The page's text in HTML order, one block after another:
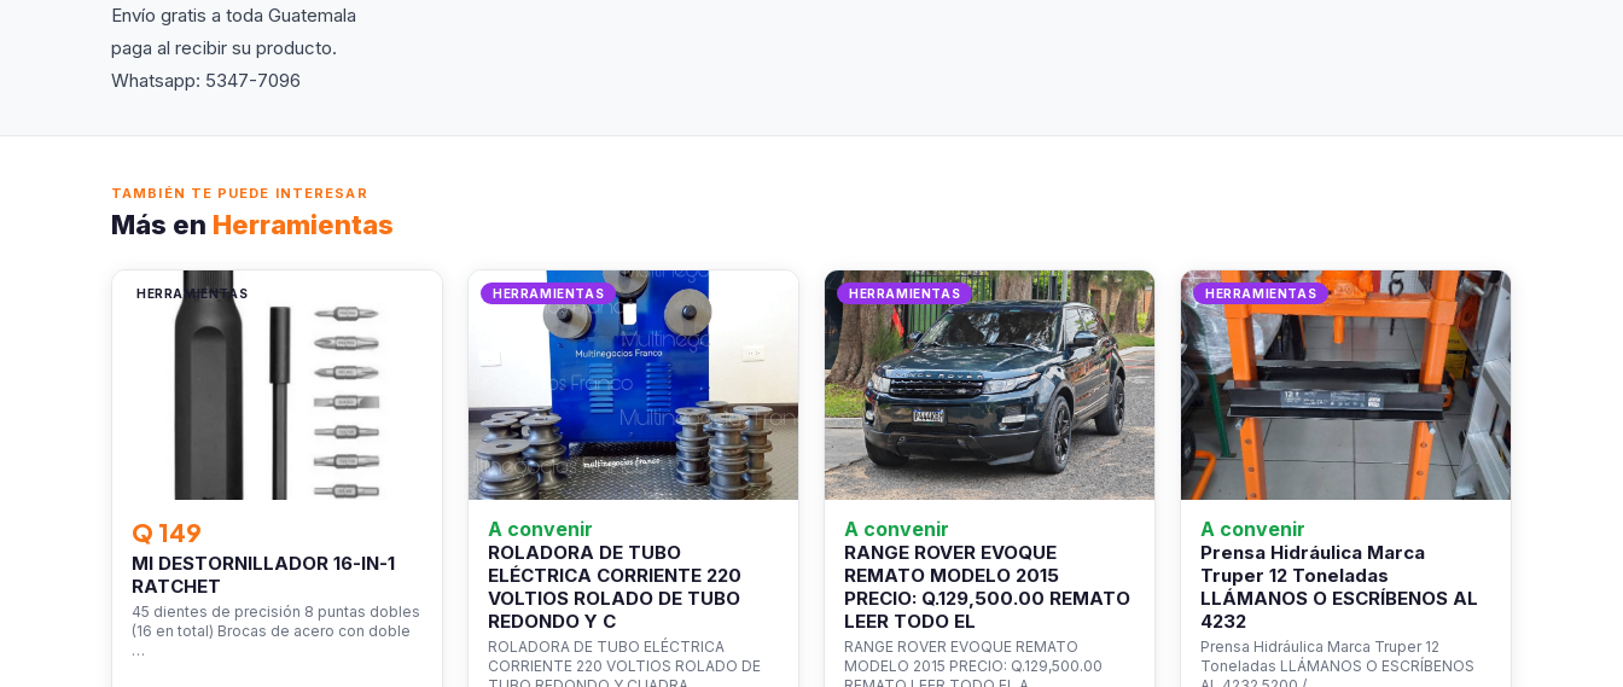
Envío gratis a toda Guatemala
paga al recibir su producto.
Whatsapp: 5347-7096
TAMBIÉN TE PUEDE INTERESAR
Más en Herramientas
HERRAMIENTAS
Q 149
MI DESTORNILLADOR 16-IN-1
RATCHET
45 dientes de precisión 8 puntas dobles
(16 en total) Brocas de acero con doble
…
HERRAMIENTAS
A convenir
ROLADORA DE TUBO
ELÉCTRICA CORRIENTE 220
VOLTIOS ROLADO DE TUBO
REDONDO Y C
ROLADORA DE TUBO ELÉCTRICA
CORRIENTE 220 VOLTIOS ROLADO DE
HERRAMIENTAS
A convenir
RANGE ROVER EVOQUE
REMATO MODELO 2015
PRECIO: Q.129,500.00 REMATO
LEER TODO EL
RANGE ROVER EVOQUE REMATO
MODELO 2015 PRECIO: Q.129,500.00
HERRAMIENTAS
A convenir
Prensa Hidráulica Marca
Truper 12 Toneladas
LLÁMANOS O ESCRÍBENOS AL
4232
Prensa Hidráulica Marca Truper 12
Toneladas LLÁMANOS O ESCRÍBENOS